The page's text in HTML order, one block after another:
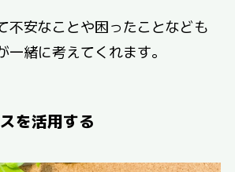
不安なことや困ったことなども
一緒に考えてくれます。
を活用する